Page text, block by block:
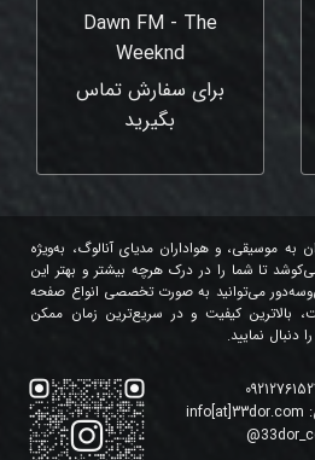
Dawn FM - The
Weeknd
برای سفارش تماس
بگیرید
info[at]33dor.com
@
موسیقی، و هواداران مدیای آنالوگ، به‌ویژه
تا شما را در درک هرچه بیشتر و بهتر این
می‌توانید به صورت تخصصی انواع صفحه
بالاترین کیفیت و در سریع‌ترین زمان ممکن
دنبال نمایید.